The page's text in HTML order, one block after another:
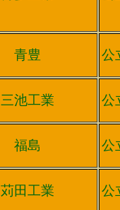
青豊 公
三池工業 公
福島 公
苅田工業 公